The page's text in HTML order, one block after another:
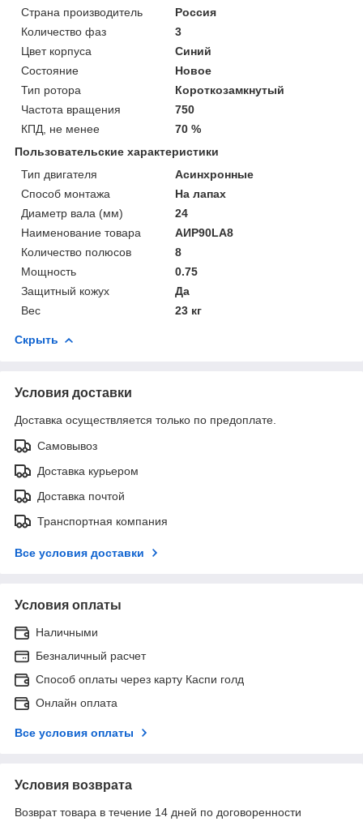
Страна производитель
Россия
Количество фаз
3
Цвет корпуса
Синий
Состояние
Новое
Тип ротора
Короткозамкнутый
Частота вращения
750
КПД, не менее
70 %
Пользовательские характеристики
Тип двигателя
Асинхронные
Способ монтажа
На лапах
Диаметр вала (мм)
24
Наименование товара
АИР90LA8
Количество полюсов
8
Мощность
0.75
Защитный кожух
Да
Вес
23 кг
Скрыть
Условия доставки
Доставка осуществляется только по предоплате.
Самовывоз
Доставка курьером
Доставка почтой
Транспортная компания
Все условия доставки
Условия оплаты
Наличными
Безналичный расчет
Способ оплаты через карту Каспи голд
Онлайн оплата
Все условия оплаты
Условия возврата
Возврат товара в течение 14 дней по договоренности